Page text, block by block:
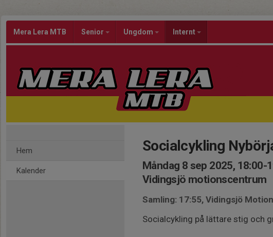
Mera Lera MTB Senior Ungdom Internt
Hem
Kalender
Socialcykling
Måndag 8 sep 2025, 18:00-
Vidingsjö motionscentrum
Samling: 17:55, Vidingsjö
Socialcykling på lättare stig och